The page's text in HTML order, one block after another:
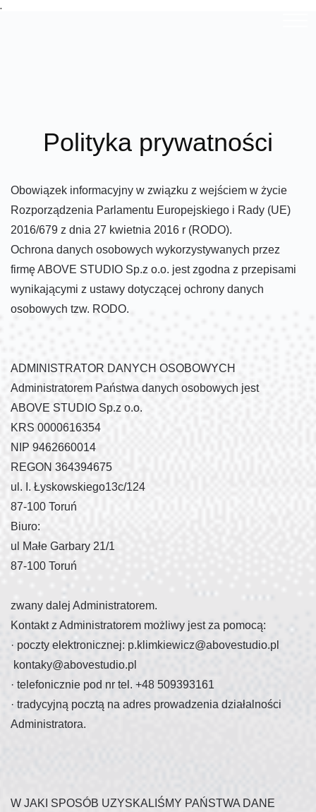
.
Polityka prywatności
Obowiązek informacyjny w związku z wejściem w życie
Rozporządzenia Parlamentu Europejskiego i Rady (UE)
2016/679 z dnia 27 kwietnia 2016 r (RODO).
Ochrona danych osobowych wykorzystywanych przez
firmę ABOVE STUDIO Sp.z o.o. jest zgodna z przepisami
wynikającymi z ustawy dotyczącej ochrony danych
osobowych tzw. RODO.
ADMINISTRATOR DANYCH OSOBOWYCH
Administratorem Państwa danych osobowych jest
ABOVE STUDIO Sp.z o.o.
KRS 0000616354
NIP 9462660014
REGON 364394675
ul. I. Łyskowskiego13c/124
87-100 Toruń
Biuro:
ul Małe Garbary 21/1
87-100 Toruń
zwany dalej Administratorem.
Kontakt z Administratorem możliwy jest za pomocą:
· poczty elektronicznej: p.klimkiewicz@abovestudio.pl
kontaky@abovestudio.pl
· telefonicznie pod nr tel. +48 509393161
· tradycyjną pocztą na adres prowadzenia działalności
Administratora.
W JAKI SPOSÓB UZYSKALIŚMY PAŃSTWA DANE